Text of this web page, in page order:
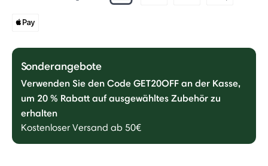
Sonderangebote
Verwenden Sie den Code GET20OFF an der Kasse,
um 20 % Rabatt auf ausgewähltes Zubehör zu
erhalten
Kostenloser Versand ab 50€